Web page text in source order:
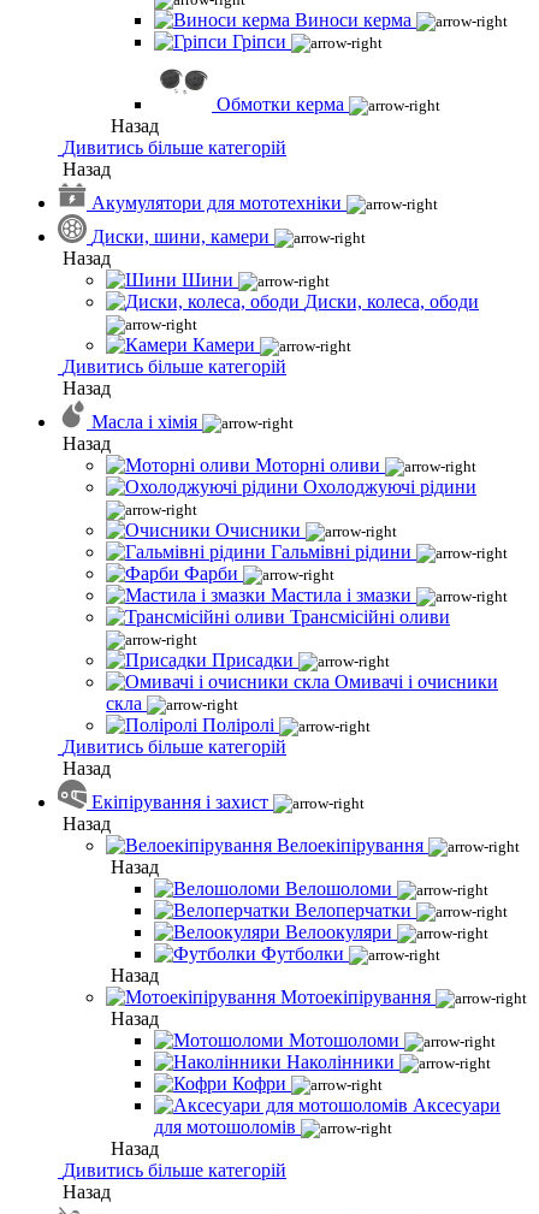
Виноси керма
Гріпси
Обмотки керма
Назад
Дивитись більше категорій
Назад
Акумулятори для мототехніки
Диски, шини, камери
Назад
Шини
Диски, колеса, ободи
Камери
Дивитись більше категорій
Назад
Масла і хімія
Назад
Моторні оливи
Охолоджуючі рідини
Очисники
Гальмівні рідини
Фарби
Мастила і змазки
Трансмісійні оливи
Присадки
Омивачі і очисники
скла
Поліролі
Дивитись більше категорій
Назад
Екіпірування і захист
Назад
Велоекіпірування
Назад
Велошоломи
Велоперчатки
Велоокуляри
Футболки
Назад
Мотоекіпірування
Назад
Мотошоломи
Наколінники
Кофри
Аксесуари
для мотошоломів
Назад
Дивитись більше категорій
Назад